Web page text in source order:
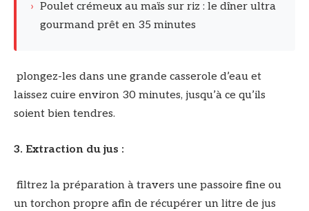
› Poulet crémeux au maïs sur riz : le dîner ultra
gourmand prêt en 35 minutes
plongez-les dans une grande casserole d’eau et
laissez cuire environ 30 minutes, jusqu’à ce qu’ils
soient bien tendres.
3. Extraction du jus :
filtrez la préparation à travers une passoire fine ou
un torchon propre afin de récupérer un litre de jus